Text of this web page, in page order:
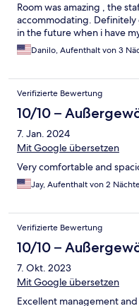
Room was amazing , the
accommodating. Definitely
in the future when i have
Danilo, Aufenthalt von 3
Verifizierte Bewertung
10/10 –
7. Jan. 2024
Mit Google übersetzen
Very comfortable and
Jay, Aufenthalt von 2
Verifizierte Bewertung
10/10 –
7. Okt. 2023
Mit Google übersetzen
Excellent management